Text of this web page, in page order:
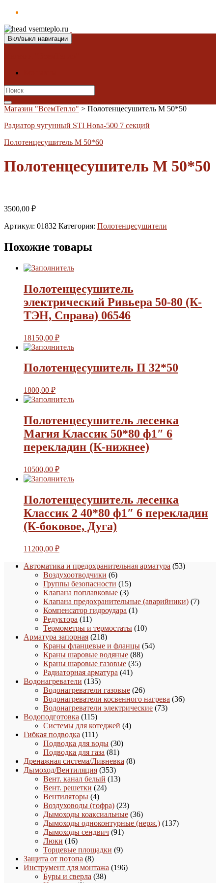
Вкл/выкл навигации
Search
for:
Магазин "ВсемТепло" > Полотенцесушитель М 50*50
Радиатор чугунный STI Нова-500 7 секций
Полотенцесушитель М 50*60
Полотенцесушитель М 50*50
3500,00 ₽
Артикул: 01832 Категория: Полотенцесушители
Похожие товары
Полотенцесушитель
электрический Ривьера 50-80 (К-
ТЭН, Справа) 06546
18150,00 ₽
Полотенцесушитель П 32*50
1800,00 ₽
Полотенцесушитель лесенка
Магия Классик 50*80 ф1″ 6
перекладин (К-нижнее)
10500,00 ₽
Полотенцесушитель лесенка
Классик 2 40*80 ф1″ 6 перекладин
(К-боковое, Дуга)
11200,00 ₽
Автоматика и предохранительная арматура 5353
Воздухоотводчики 66
товаров
Группы безопасности 1515
товаров
Клапана поплавковые 33
товара
Клапана предохранительные (аварийники) 77
Компенсатор гидроудара 11
Редуктора 1111
товаров
Термометры и термостаты 1010
Арматура запорная 218218
товаров
Краны фланцевые и фланцы 5454
Краны шаровые водяные 8888
товаров
Краны шаровые газовые 3535
Радиаторная арматура 4141
Водонагреватели 135135
товаров
Водонагреватели газовые 2626
товаров
Водонагреватели косвенного нагрева 3636
Водонагреватели электрические 7373
Водоподготовка 115115
товаров
Системы для котеджей 44
Гибкая подводка 111111
товаров
Подводка для воды 3030
Подводка для газа 8181
товар
Дренажная система/Ливневка 88
Дымоход/Вентиляция 353353
товара
Вент. канал белый 1313
Вент. решетки 2424
Вентиляторы 44
товара
Воздуховоды (гофра) 2323
товара
Дымоходы коаксиальные 3636
товаров
Дымоходы одноконтурные (нерж.) 137137
Дымоходы сендвич 9191
Люки 1616
товаров
Торцевые площадки 99
Защита от потопа 88
товаров
Инструмент для монтажа 196196
Буры и сверла 3838